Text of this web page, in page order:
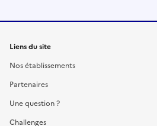
Liens du site
Nos établissements
Partenaires
Une question ?
Challenges